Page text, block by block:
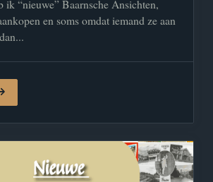
ik “nieuwe” Baarnsche Ansichten,
en soms omdat iemand ze aan